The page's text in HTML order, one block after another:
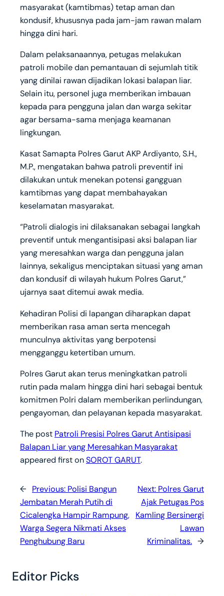
masyarakat (kamtibmas) tetap aman dan
kondusif, khususnya pada jam-jam rawan malam
hingga dini hari.
Dalam pelaksanaannya, petugas melakukan
patroli mobile dan pemantauan di sejumlah titik
yang dinilai rawan dijadikan lokasi balapan liar.
Selain itu, personel juga memberikan imbauan
kepada para pengguna jalan dan warga sekitar
agar bersama-sama menjaga keamanan
lingkungan.
Kasat Samapta Polres Garut AKP Ardiyanto, S.H.,
M.P., mengatakan bahwa patroli preventif ini
dilakukan untuk menekan potensi gangguan
kamtibmas yang dapat membahayakan
keselamatan masyarakat.
“Patroli dialogis ini dilaksanakan sebagai langkah
preventif untuk mengantisipasi aksi balapan liar
yang meresahkan warga dan pengguna jalan
lainnya, sekaligus menciptakan situasi yang aman
dan kondusif di wilayah hukum Polres Garut,”
ujarnya saat ditemui awak media.
Kehadiran Polisi di lapangan diharapkan dapat
memberikan rasa aman serta mencegah
munculnya aktivitas yang berpotensi
mengganggu ketertiban umum.
Polres Garut akan terus meningkatkan patroli
rutin pada malam hingga dini hari sebagai bentuk
komitmen Polri dalam memberikan perlindungan,
pengayoman, dan pelayanan kepada masyarakat.
The post Patroli Presisi Polres Garut Antisipasi
Balapan Liar yang Meresahkan Masyarakat
appeared first onSOROT GARUT.
← Previous: Polisi Bangun
Jembatan Merah Putih di
Cicalengka Hampir Rampung,
Warga Segera Nikmati Akses
Penghubung Baru
Next: Polres Garut
Ajak Petugas Pos
Kamling Bersinergi
Lawan
Kriminalitas. →
Editor Picks